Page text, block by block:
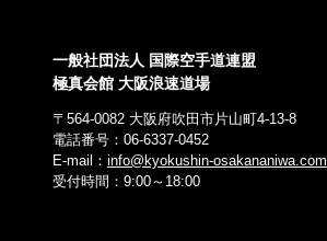
一般社団法人 国際空手道連盟
極真会館 大阪浪速道場
〒564-0082 大阪府吹田市片山町4-13-8
電話番号：06-6337-0452
E-mail： info@kyokushin-osakananiwa.com
受付時間：9:00～18:00